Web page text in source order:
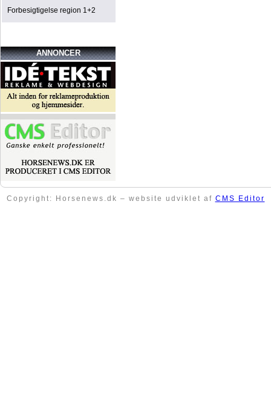
Forbesigtigelse region 1+2
ANNONCER
Copyright: Horsenews.dk – website udviklet af CMS Editor